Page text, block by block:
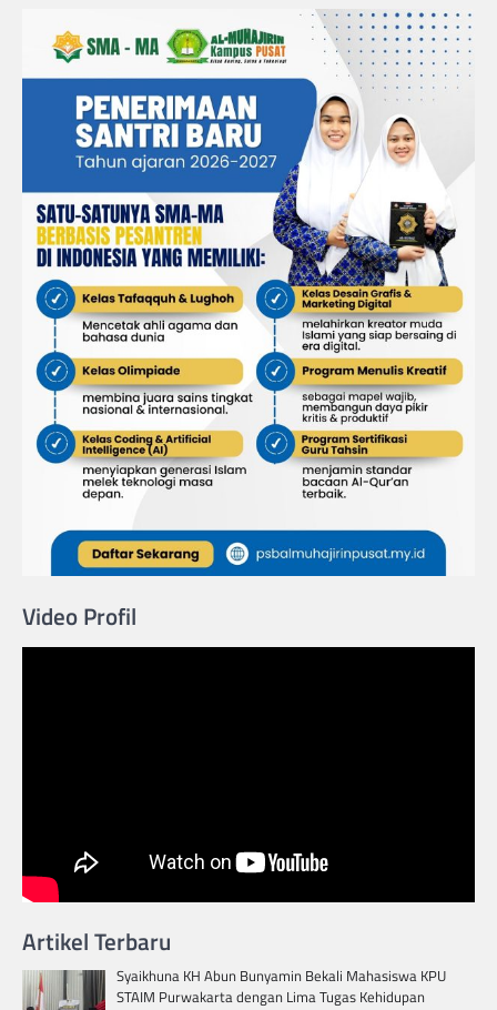
Video Profil
Artikel Terbaru
Syaikhuna KH Abun Bunyamin Bekali Mahasiswa KPU
STAIM Purwakarta dengan Lima Tugas Kehidupan